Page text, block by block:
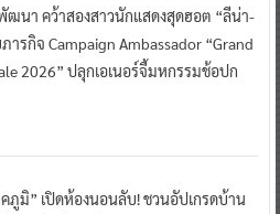
ฒนา คว้าสองสาวนักแสดงสุดฮอต “ลีน่า-
ารกิจ Campaign Ambassador “Grand
2026” ปลุกเอเนอร์จี้มหกรรมช้อปก
ภูมิ” เปิดห้องนอนลับ! ชวนอัปเกรดบ้าน